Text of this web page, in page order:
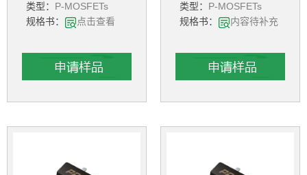
类型： P-MOSFETs
规格书：
点击查看
类型： P-MOSFETs
规格书：
内容待补充